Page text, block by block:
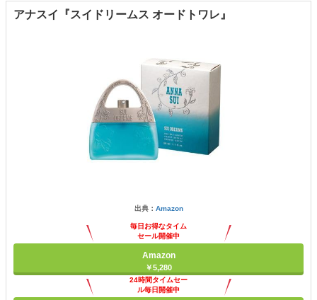
アナスイ『スイドリームス オードトワレ』
出典： Amazon
毎日お得なタイム
セール開催中
Amazon
￥5,280
24時間タイムセー
ル毎日開催中